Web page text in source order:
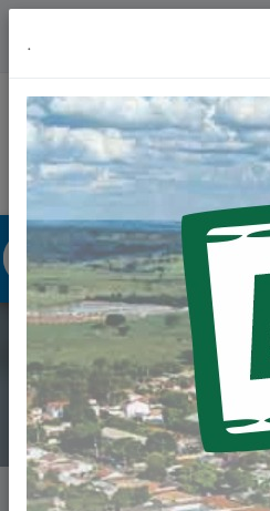
NOTÍCIAS
Home Notícias
.